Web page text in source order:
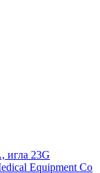
23G
Equipment Co